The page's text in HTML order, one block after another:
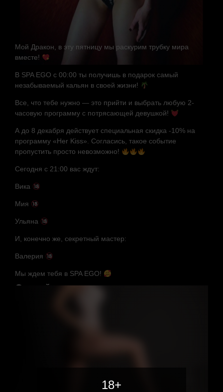
Мой Дракон, в эту пятницу мы раскурим трубку мира
вместе!
В SPA EGO с 00:00 ты получишь в подарок самый
незабываемый кальян в своей жизни!
Все, что тебе нужно — это прийти и выбрать любую 2-
часовую программу с потрясающей девушкой!
А до 8 декабря действует специальная скидка -10% на
программу «Her Kiss». Согласись, такое событие
пропустить просто невозможно!
Сегодня с 21:00 вас ждут:
Вика
Мия
Ульяна
И, конечно же, секретный мастер:
Валерия
Мы ждем тебя в SPA EGO!
Случайные мастера
18+